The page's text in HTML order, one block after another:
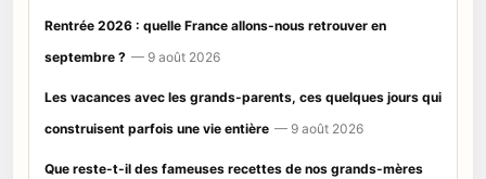
Rentrée 2026 : quelle France allons-nous retrouver en
septembre ? — 9 août 2026
Les vacances avec les grands-parents, ces quelques jours qui
construisent parfois une vie entière — 9 août 2026
Que reste-t-il des fameuses recettes de nos grands-mères